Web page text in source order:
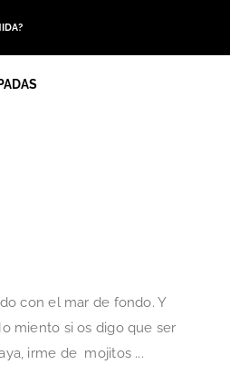
con el mar de fondo. Y
miento si os digo que ser
irme de mojitos ...